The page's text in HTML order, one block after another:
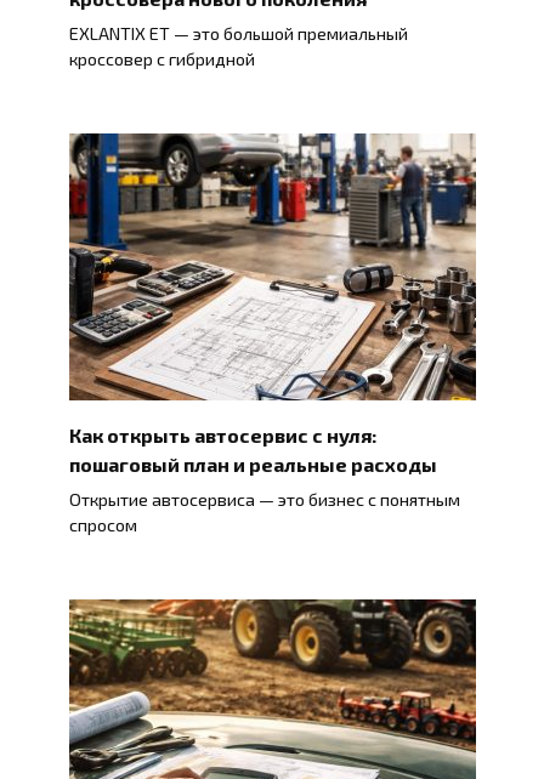
EXLANTIX ET — это большой премиальный
кроссовер с гибридной
Как открыть автосервис с нуля:
пошаговый план и реальные расходы
Открытие автосервиса — это бизнес с понятным
спросом